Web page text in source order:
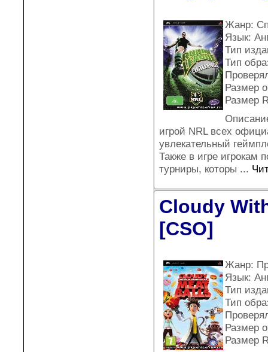
Жанр:
Язык:
Тип
Тип
Размер
Размер
игрой NRL всех
увлекательный
Также в игре игрокам
турниры, которы ...
Cloudy
[CSO]
Жанр:
Язык:
Тип
Тип
Размер
Размер